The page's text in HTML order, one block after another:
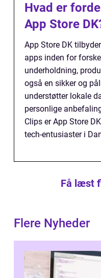
Hvad er
App Store
App Store DK
apps inden for
underholdning,
også en sikker og
understøtter lokale
personlige
Clips er App Store
tech-entusiaster i
Få læst
Flere Nyheder